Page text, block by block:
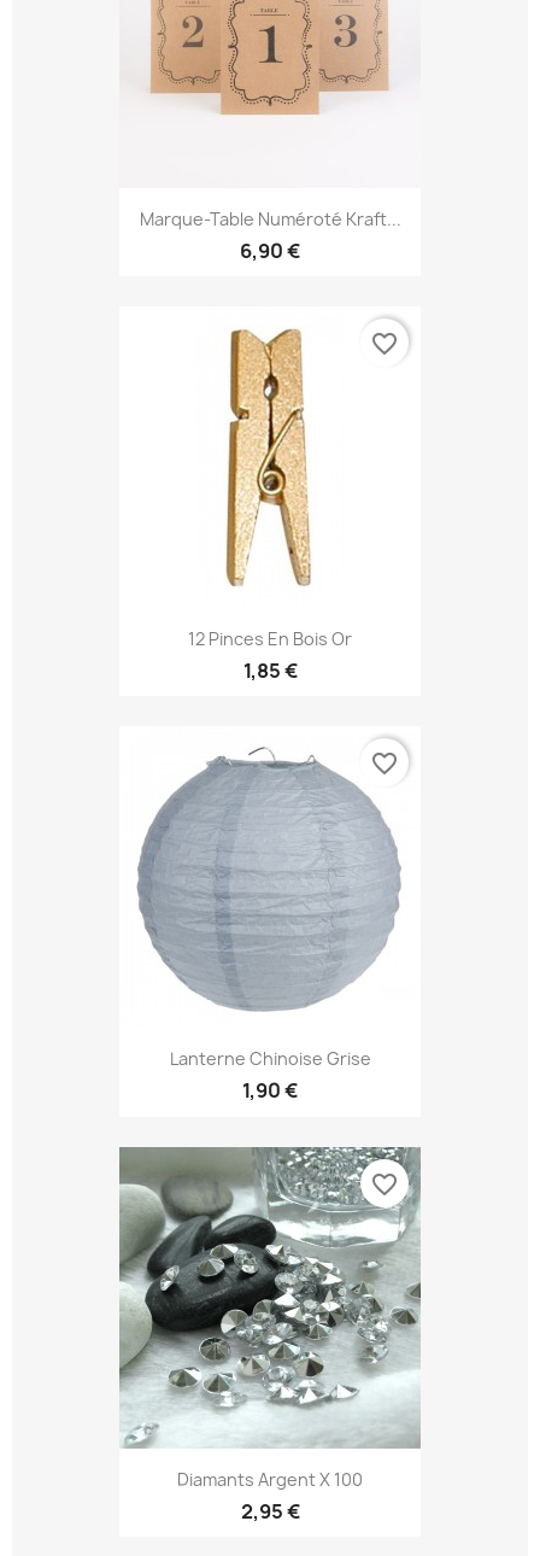
Marque-Table Numéroté Kraft...
6,90 €
12 Pinces En Bois Or
1,85 €
favorite_border
Lanterne Chinoise Grise
1,90 €
favorite_border
Diamants Argent X 100
2,95 €
favorite_border